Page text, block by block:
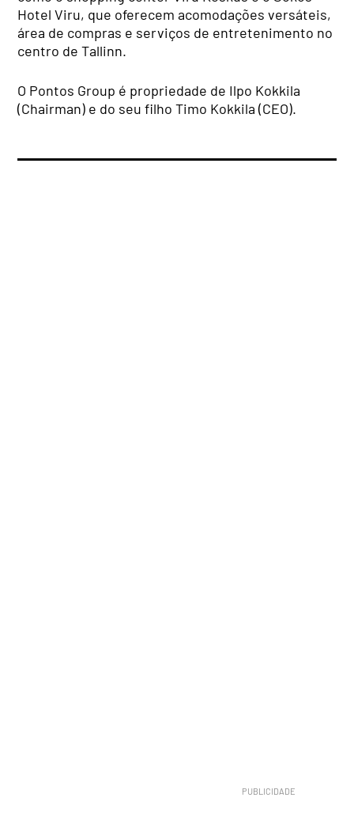
Hotel Viru, que oferecem acomodações versáteis,
área de compras e serviços de entretenimento no
centro de Tallinn.
O Pontos Group é propriedade de Ilpo Kokkila
(Chairman) e do seu filho Timo Kokkila (CEO).